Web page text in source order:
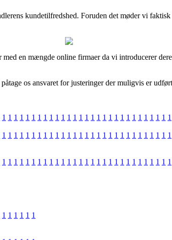
kundetilfredshed. Foruden det møder vi
en mængde online firmaer da vi introducerer
os ansvaret for justeringer der muligvis er
1 1 1 1 1 1 1 1 1 1 1 1 1 1 1 1 1 1 1 1 1 1 1 1 1 1 1 1 1
1 1 1 1 1 1 1 1 1 1 1 1 1 1 1 1 1 1 1 1 1 1 1 1 1 1 1 1 1
1 1 1 1 1 1 1 1 1 1 1 1 1 1 1 1 1 1 1 1 1 1 1 1 1 1 1 1 1
1 1 1 1 1 1